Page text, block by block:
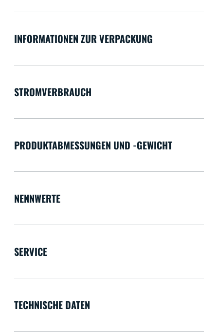
INFORMATIONEN ZUR VERPACKUNG
STROMVERBRAUCH
PRODUKTABMESSUNGEN UND -GEWICHT
NENNWERTE
SERVICE
TECHNISCHE DATEN